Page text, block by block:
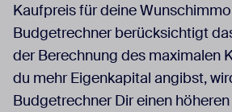
Kaufpreis für deine
Budgetrechner berücksichtigt
der Berechnung des maximalen
du mehr Eigenkapital angibst,
Budgetrechner Dir einen